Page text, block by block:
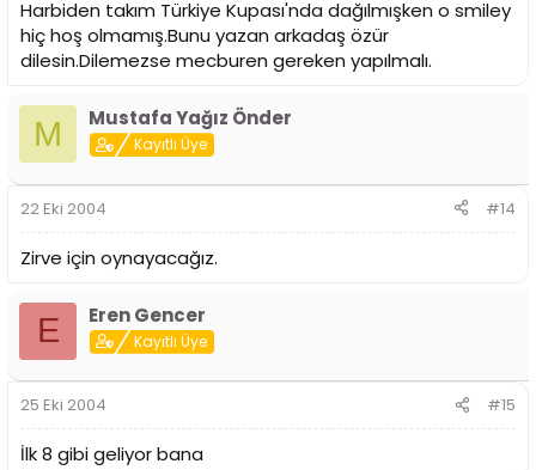
Harbiden takım Türkiye Kupası'nda dağılmışken o smiley
hiç hoş olmamış.Bunu yazan arkadaş özür
dilesin.Dilemezse mecburen gereken yapılmalı.
M Mustafa Yağız Önder
Kayıtlı Üye
22 Eki 2004 #14
Zirve için oynayacağız.
E Eren Gencer
Kayıtlı Üye
25 Eki 2004 #15
İlk 8 gibi geliyor bana